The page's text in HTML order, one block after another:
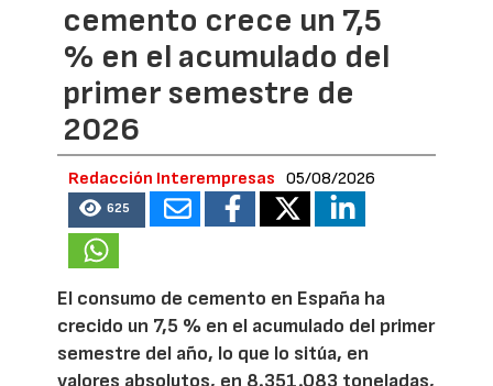
cemento crece un 7,5
% en el acumulado del
primer semestre de
2026
Redacción Interempresas 05/08/2026
625
El consumo de cemento en España ha
crecido un 7,5 % en el acumulado del primer
semestre del año, lo que lo sitúa, en
valores absolutos, en 8.351.083 toneladas,